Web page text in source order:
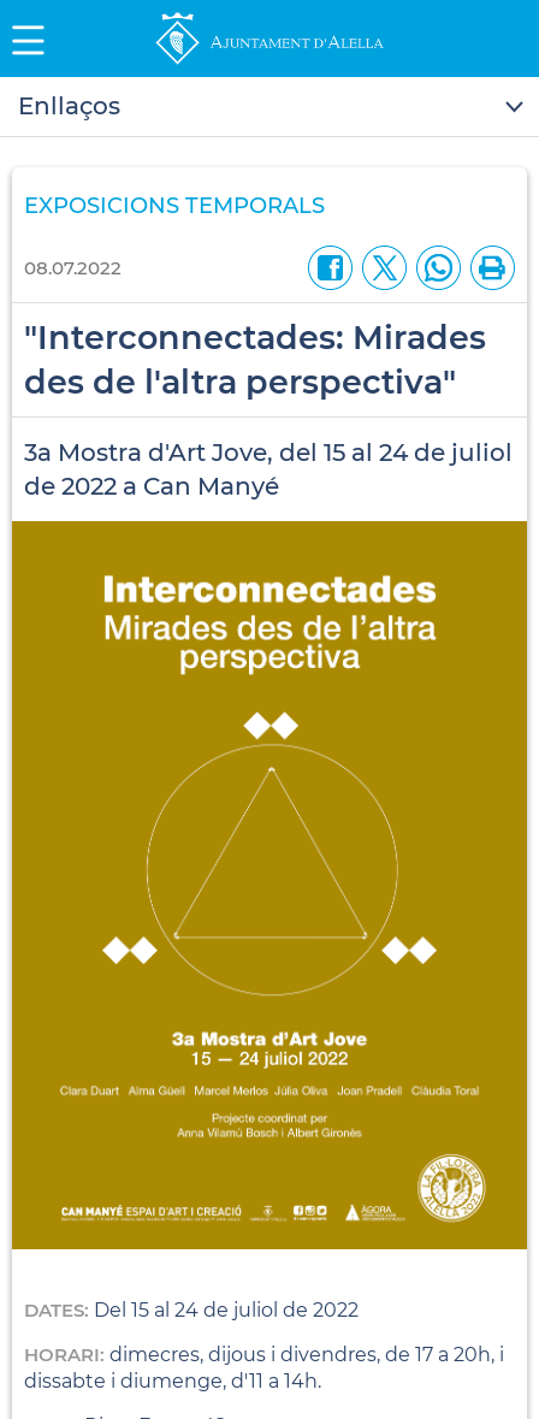
Enllaços
EXPOSICIONS TEMPORALS
08.07.2022
"Interconnectades: Mirades
des de l'altra perspectiva"
3a Mostra d'Art Jove, del 15 al 24 de juliol
de 2022 a Can Manyé
DATES: Del 15 al 24 de juliol de 2022
HORARI: dimecres, dijous i divendres, de 17 a 20h, i
dissabte i diumenge, d'11 a 14h.